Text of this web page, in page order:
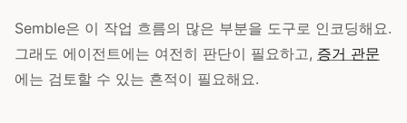
Semble은 이 작업 흐름의 많은 부분을 도구로 인코딩해요.
그래도 에이전트에는 여전히 판단이 필요하고, 증거 관문
에는 검토할 수 있는 흔적이 필요해요.